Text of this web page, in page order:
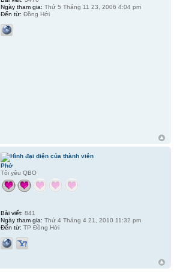
Ngày tham gia: Thứ 5 Tháng 11 23, 2006 4:04 pm
Đến từ: Đồng Hới
Phở
Tôi yêu QBO
Bài viết: 841
Ngày tham gia: Thứ 4 Tháng 4 21, 2010 11:32 pm
Đến từ: TP Đồng Hới